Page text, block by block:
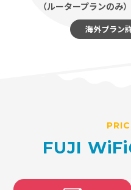
（ルータープランのみ）
海外プラン
FUJI WiFi